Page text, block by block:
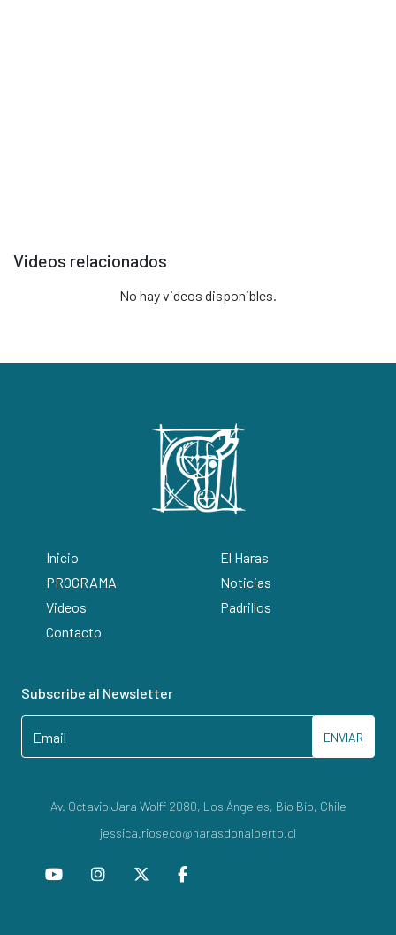
Videos relacionados
No hay videos disponibles.
Inicio
El Haras
PROGRAMA
Noticias
Videos
Padrillos
Contacto
Subscribe al Newsletter
ENVIAR
Av. Octavio Jara Wolff 2080, Los Ángeles, Bío Bío, Chile
jessica.rioseco@harasdonalberto.cl